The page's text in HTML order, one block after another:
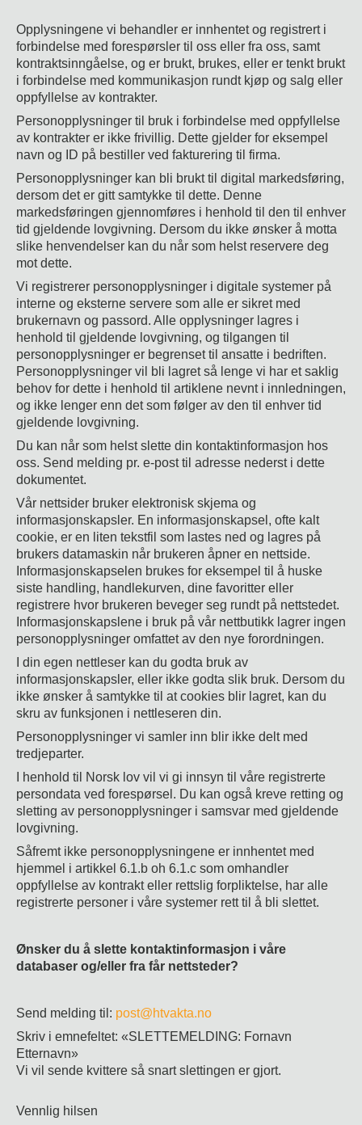
Opplysningene vi behandler er innhentet og registrert i
forbindelse med forespørsler til oss eller fra oss, samt
kontraktsinngåelse, og er brukt, brukes, eller er tenkt brukt
i forbindelse med kommunikasjon rundt kjøp og salg eller
oppfyllelse av kontrakter.
Personopplysninger til bruk i forbindelse med oppfyllelse
av kontrakter er ikke frivillig. Dette gjelder for eksempel
navn og ID på bestiller ved fakturering til firma.
Personopplysninger kan bli brukt til digital markedsføring,
dersom det er gitt samtykke til dette. Denne
markedsføringen gjennomføres i henhold til den til enhver
tid gjeldende lovgivning. Dersom du ikke ønsker å motta
slike henvendelser kan du når som helst reservere deg
mot dette.
Vi registrerer personopplysninger i digitale systemer på
interne og eksterne servere som alle er sikret med
brukernavn og passord. Alle opplysninger lagres i
henhold til gjeldende lovgivning, og tilgangen til
personopplysninger er begrenset til ansatte i bedriften.
Personopplysninger vil bli lagret så lenge vi har et saklig
behov for dette i henhold til artiklene nevnt i innledningen,
og ikke lenger enn det som følger av den til enhver tid
gjeldende lovgivning.
Du kan når som helst slette din kontaktinformasjon hos
oss. Send melding pr. e-post til adresse nederst i dette
dokumentet.
Vår nettsider bruker elektronisk skjema og
informasjonskapsler. En informasjonskapsel, ofte kalt
cookie, er en liten tekstfil som lastes ned og lagres på
brukers datamaskin når brukeren åpner en nettside.
Informasjonskapselen brukes for eksempel til å huske
siste handling, handlekurven, dine favoritter eller
registrere hvor brukeren beveger seg rundt på nettstedet.
Informasjonskapslene i bruk på vår nettbutikk lagrer ingen
personopplysninger omfattet av den nye forordningen.
I din egen nettleser kan du godta bruk av
informasjonskapsler, eller ikke godta slik bruk. Dersom du
ikke ønsker å samtykke til at cookies blir lagret, kan du
skru av funksjonen i nettleseren din.
Personopplysninger vi samler inn blir ikke delt med
tredjeparter.
I henhold til Norsk lov vil vi gi innsyn til våre registrerte
persondata ved forespørsel. Du kan også kreve retting og
sletting av personopplysninger i samsvar med gjeldende
lovgivning.
Såfremt ikke personopplysningene er innhentet med
hjemmel i artikkel 6.1.b oh 6.1.c som omhandler
oppfyllelse av kontrakt eller rettslig forpliktelse, har alle
registrerte personer i våre systemer rett til å bli slettet.
Ønsker du å slette kontaktinformasjon i våre
databaser og/eller fra får nettsteder?
Send melding til: post@htvakta.no
Skriv i emnefeltet: «SLETTEMELDING: Fornavn
Etternavn»
Vi vil sende kvittere så snart slettingen er gjort.
Vennlig hilsen